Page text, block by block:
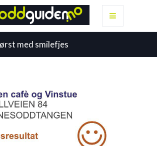
med smilefjes